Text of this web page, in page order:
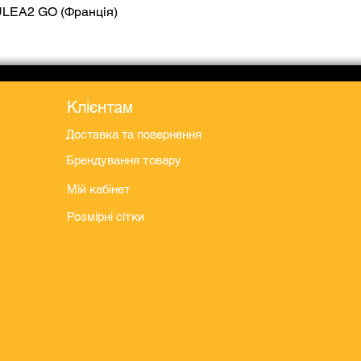
GO (Франція)
Клієнтам
Доставка та повернення
Брендування товару
Мій кабінет
Розмірні сітки